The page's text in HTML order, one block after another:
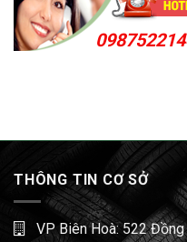
THÔNG TIN CƠ SỞ
VP Biên Hoà: 522